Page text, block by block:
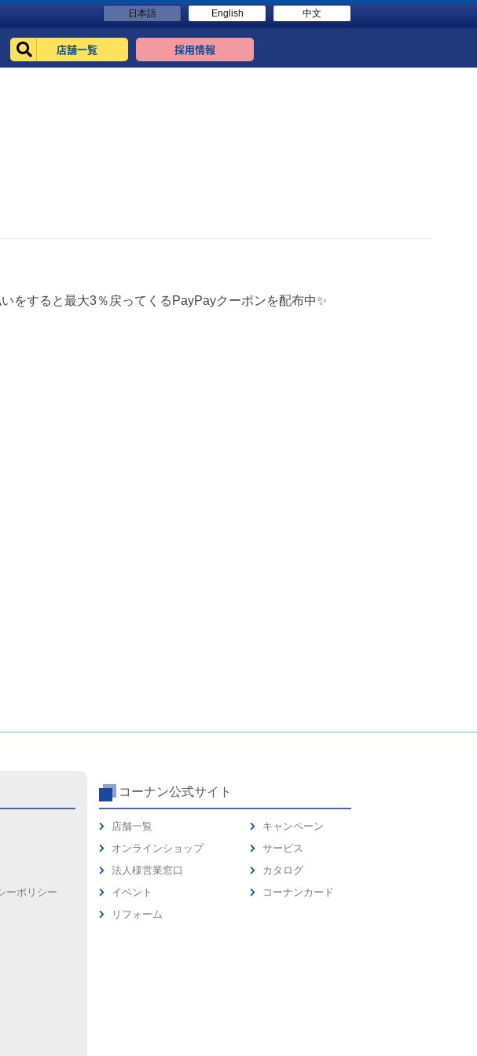
日本語 English 中文
店舗一覧 採用情報
をすると最大3％戻ってくるPayPayクーポンを配布中✨
ーポリシー
コーナン公式サイト
店舗一覧
オンラインショップ
法人様営業窓口
イベント
リフォーム
キャンペーン
サービス
カタログ
コーナンカード